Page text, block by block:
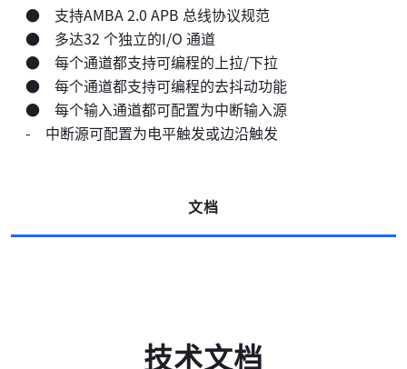
● 支持AMBA 2.0 APB 总线协议规范
● 多达32 个独立的I/O 通道
● 每个通道都支持可编程的上拉/下拉
● 每个通道都支持可编程的去抖动功能
● 每个输入通道都可配置为中断输入源
- 中断源可配置为电平触发或边沿触发
文档
技术文档